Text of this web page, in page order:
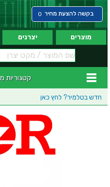
בקשה להצעת מחיר 0
מוצרים יצרנים
קטגוריות
חדש בטלמיר? לחץ כאן